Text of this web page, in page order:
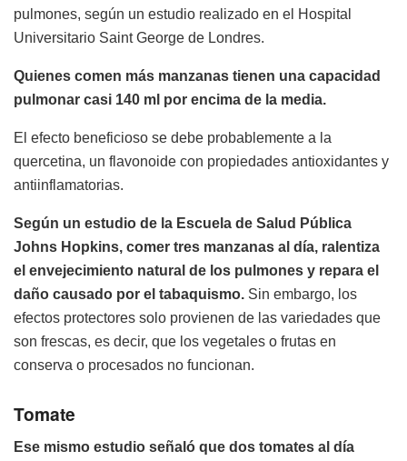
pulmones, según un estudio realizado en el Hospital
Universitario Saint George de Londres.
Quienes comen más manzanas tienen una capacidad
pulmonar casi 140 ml por encima de la media.
El efecto beneficioso se debe probablemente a la
quercetina, un flavonoide con propiedades antioxidantes y
antiinflamatorias.
Según un estudio de la Escuela de Salud Pública
Johns Hopkins, comer tres manzanas al día, ralentiza
el envejecimiento natural de los pulmones y repara el
daño causado por el tabaquismo. Sin embargo, los
efectos protectores solo provienen de las variedades que
son frescas, es decir, que los vegetales o frutas en
conserva o procesados ​​no funcionan.
Tomate
Ese mismo estudio señaló que dos tomates al día